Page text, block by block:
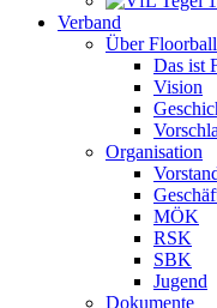
Verband
Über
Das ist
Vision
Organisation
MÖK
RSK
SBK
Jugend
Dokumente